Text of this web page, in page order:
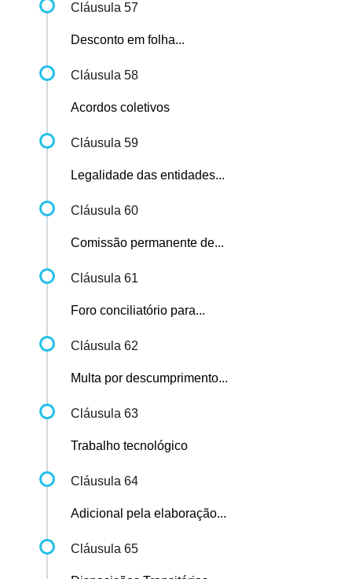
Cláusula 57
Desconto em folha...
Cláusula 58
Acordos coletivos
Cláusula 59
Legalidade das entidades...
Cláusula 60
Comissão permanente de...
Cláusula 61
Foro conciliatório para...
Cláusula 62
Multa por descumprimento...
Cláusula 63
Trabalho tecnológico
Cláusula 64
Adicional pela elaboração...
Cláusula 65